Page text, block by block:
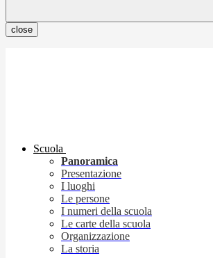
close
Scuola
Panoramica
Presentazione
I luoghi
Le persone
I numeri della scuola
Le carte della scuola
Organizzazione
La storia